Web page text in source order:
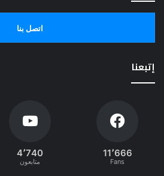
اتصل بنا
إتبعنا
11٬666
Fans
4٬740
متابعون